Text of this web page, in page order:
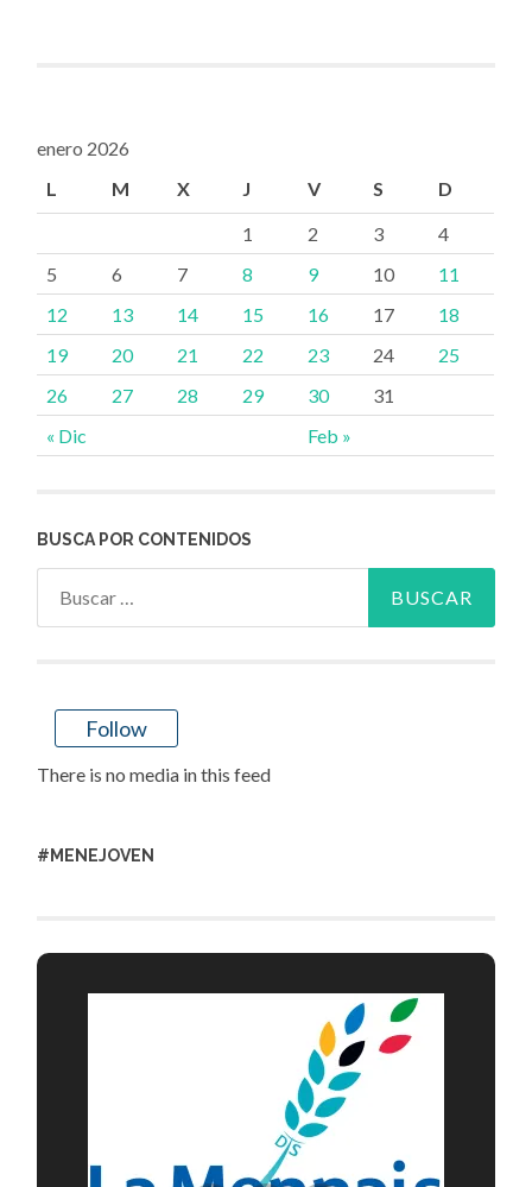
enero 2026
L
M X J V S D
« Dic Feb »
1 2 3
4
5
6 7 8 9 10
11
12
13 14 15 16 17
18
19
20 21 22 23 24
25
26
27 28 29 30 31
BUSCA POR CONTENIDOS
Follow
There is no media in this feed
#MENEJOVEN